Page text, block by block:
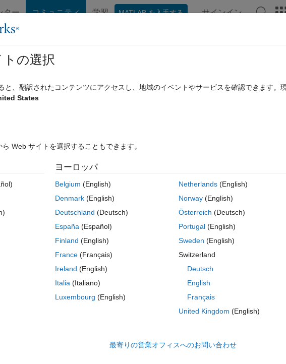
ター コミュニティ 学習 MATLAB を入手する サインイン
閲覧 MATLAB に関する FAQ
versions R2011a - R2013a on macOS
Yosemite or later, and I am unable to launch the installer for MATLAB R2011a
to launch?
サインインしてこの質問に回
サインインしてアクティビティを
MATLAB Online で開く
の選択
と、翻訳されたコンテンツにアクセスし、地域のイベントやサービスを確認できます。
States
Web サイトを選択することもできます。
ヨーロッパ
Belgium (English)
Denmark (English)
Deutschland (Deutsch)
España (Español)
Finland (English)
France (Français)
Ireland (English)
Italia (Italiano)
Luxembourg (English)
Netherlands(English)
Norway(English)
Österreich (Deutsch)
Portugal(English)
Sweden (English)
Switzerland
Deutsch
English
Français
United Kingdom (English)
最寄りの営業オフィスへのお問い合わせ